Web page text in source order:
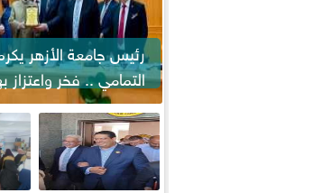
رئيس جامعة الأزهر
التمامي .. فخر واعتزاز